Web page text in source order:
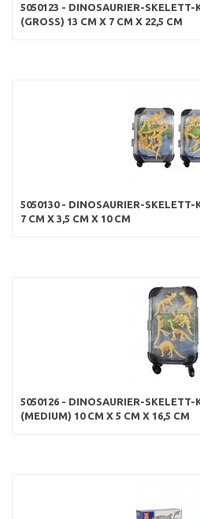
5050123 - DINOSAURIER-SKELETT-
(GROSS) 13 CM X 7 CM X 22,5 CM
5050130 - DINOSAURIER-SKELETT-
7 CM X 3,5 CM X 10 CM
5050126 - DINOSAURIER-SKELETT-
(MEDIUM) 10 CM X 5 CM X 16,5 CM